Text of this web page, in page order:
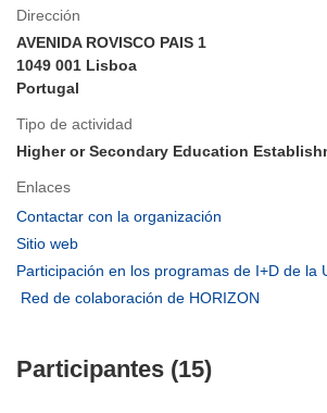
Dirección
AVENIDA ROVISCO PAIS 1
1049 001 Lisboa
Portugal
Tipo de actividad
Higher or Secondary Education
Enlaces
Contactar con la organización
nueva
Sitio web
abrirá
ventana)
Participación en los programas de I+D de la
Red de colaboración de HORIZON
Participantes (15)